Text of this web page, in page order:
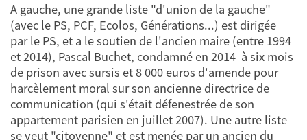
A gauche, une grande liste "d'union de la gauche"
(avec le PS, PCF, Ecolos, Générations...) est dirigée
par le PS, et a le soutien de l'ancien maire (entre 1994
et 2014), Pascal Buchet, condamné en 2014 à six mois
de prison avec sursis et 8 000 euros d'amende pour
harcèlement moral sur son ancienne directrice de
communication (qui s'était défenestrée de son
appartement parisien en juillet 2007). Une autre liste
se veut "citoyenne" et est menée par un ancien du